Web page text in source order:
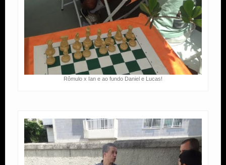
Rômulo x Ian e ao fundo Daniel e Lucas!